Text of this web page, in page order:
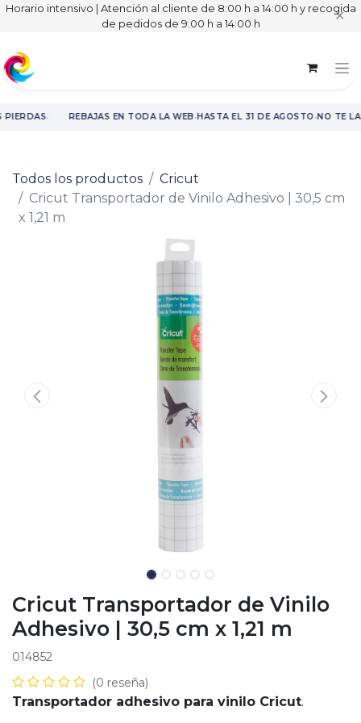
Horario intensivo | Atención al cliente de 8:00 h a 14:00 h y recogida
de pedidos de 9:00 h a 14:00 h
✕
· REBAJAS EN TODA LA WEB·HASTA EL 31 DE AGOSTO·NO TE
Todos los productos
Cricut
Cricut Transportador de Vinilo Adhesivo | 30,5 cm
x 1,21 m
Cricut Transportador de Vinilo
Adhesivo | 30,5 cm x 1,21 m
014852
(0 reseña)
Transportador adhesivo para vinilo Cricut.